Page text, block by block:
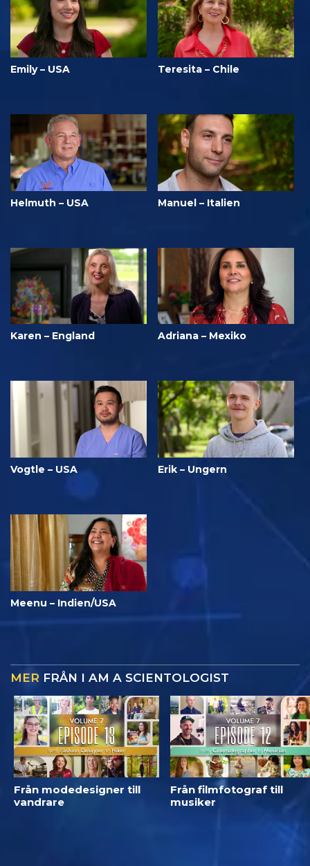
Emily – USA Teresita – Chile
Helmuth – USA Manuel – Italien
Karen – England Adriana – Mexiko
Vogtle – USA Erik – Ungern
Meenu – Indien/USA
MER FRÅN I AM A SCIENTOLOGIST
Från modedesigner till
vandrare
Från filmfotograf till
musiker